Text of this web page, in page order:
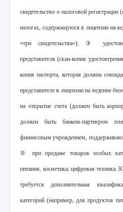
свидетельство о налоговой
налогах, содержащуюся в лицензии на
«три свидетельства»); ③
представителя (скан-копия
копия паспорта, которая должна
представителе в лицензии на ведение
на открытие счета (должен быть
должен быть банком-партнером
финансовым учреждением,
⑤ при продаже товаров особых
питания, косметика, цифровая техника
требуется дополнительная
категорий (например, для продуктов